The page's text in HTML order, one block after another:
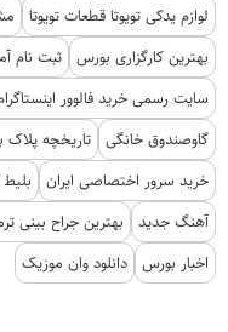
لوازم یدکی تویوتا قطعات تویوتا
بهترین کارگزاری بورس
ثبت نام
سایت رسمی خرید فالوور
گاوصندوق خانگی تاریخچه پلاک
خرید سرور اختصاصی ایران
آهنگ جدید
بهترین جراح بینی
اخبار بورس دانلود وان موزیک